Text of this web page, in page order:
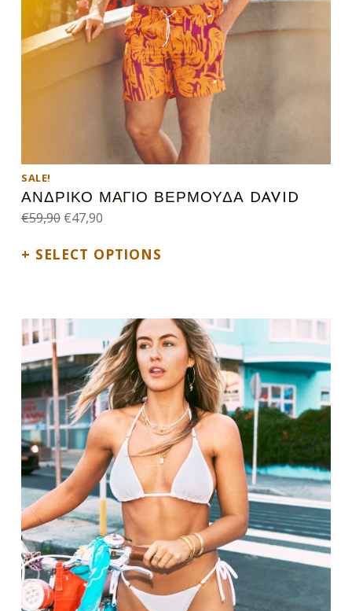
ΑΝΔΡΙΚΟ ΜΑΓΙΟ ΒΕΡΜΟΥΔΑ DAVID
SALE!
€59,90 Original price was: €59,90.
€47,90
SELECT OPTIONS
This product has multiple variants. The options may be chosen on the product page